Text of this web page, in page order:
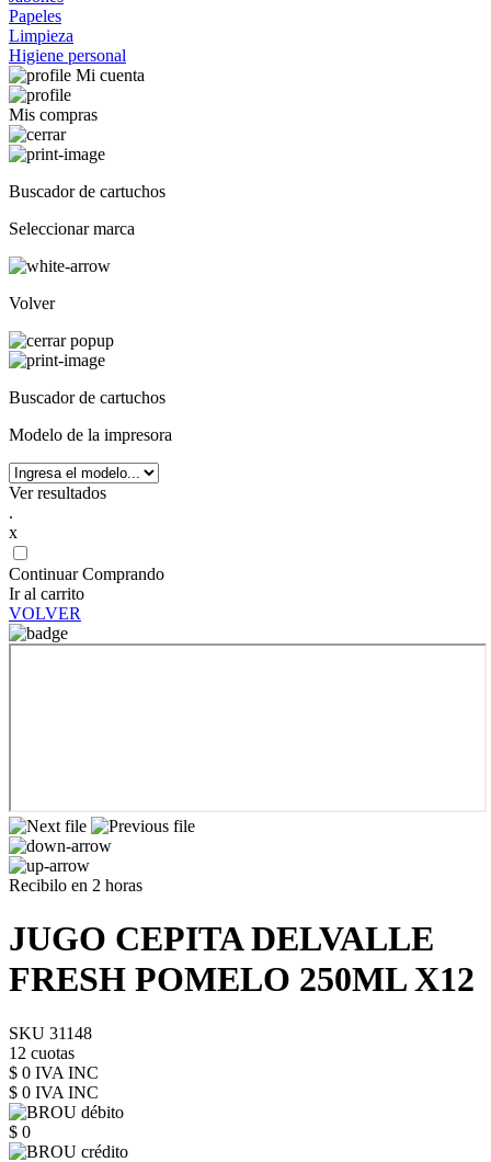
Papeles
Limpieza
Higiene personal
Mi cuenta
Mis compras
Buscador de cartuchos
Seleccionar marca
Volver
Buscador de cartuchos
Modelo de la impresora
Ver resultados
.
x
Continuar Comprando
Ir al carrito
VOLVER
Recibilo en 2 horas
JUGO CEPITA DELVALLE
FRESH POMELO 250ML X12
SKU 31148
12 cuotas
$ 0 IVA INC
$ 0 IVA INC
$ 0